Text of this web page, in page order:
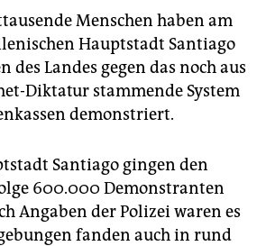
Menschen haben am
Hauptstadt Santiago
des Landes gegen das noch aus
Diktatur stammende System
demonstriert.
Santiago gingen den
600.000 Demonstranten
Angaben der Polizei waren es
fanden auch in rund